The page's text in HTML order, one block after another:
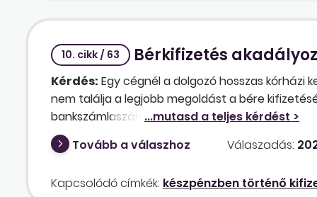
10. cikk / 63 Bérkifizetés
Kérdés: Egy cégnél a dolgozó hosszas kórházi
nem találja a legjobb megoldást a bére
bankszámlaszáma, ahova lehetne utalni,
kollégája vigye be neki a bért és a bérlistát
édesanyjával nem élnek együtt. Van-e arra
Tovább a válaszhoz Válaszadás:
Kapcsolódó címkék: készpénzben történő